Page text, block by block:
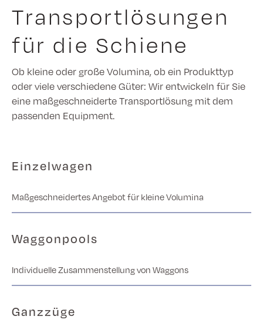
Transportlösungen
für die Schiene
Ob kleine oder große Volumina, ob ein Produkttyp
oder viele verschiedene Güter: Wir entwickeln für Sie
eine maßgeschneiderte Transportlösung mit dem
passenden Equipment.
Einzelwagen
Maßgeschneidertes Angebot für kleine Volumina
Waggonpools
Individuelle Zusammenstellung von Waggons
Ganzzüge